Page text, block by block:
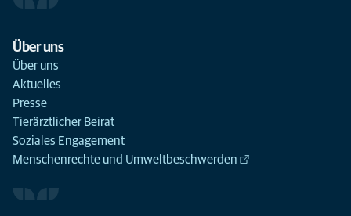
Über uns
Über uns
Aktuelles
Presse
Tierärztlicher Beirat
Soziales Engagement
Menschenrechte und Umweltbeschwerden